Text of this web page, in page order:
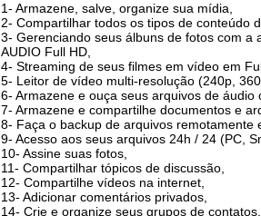
1- Armazene, salve, organize sua mídia,
2- Compartilhar todos os tipos de conteúdo
3- Gerenciando seus álbuns de fotos com a
AUDIO Full HD,
4- Streaming de seus filmes em vídeo em
5- Leitor de vídeo multi-resolução (240p,
6- Armazene e ouça seus arquivos de áudio
7- Armazene e compartilhe documentos e
8- Faça o backup de arquivos remotamente
9- Acesso aos seus arquivos 24h / 24 (PC,
10- Assine suas fotos,
11- Compartilhar tópicos de discussão,
12- Compartilhe vídeos na internet,
13- Adicionar comentários privados,
14- Crie e organize seus grupos de contatos,